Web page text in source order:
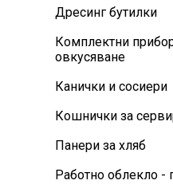
Дресинг бутилки
Комплектни
овкусяване
Канички и сосиери
Кошнички за
Панери за хляб
Работно облекло -